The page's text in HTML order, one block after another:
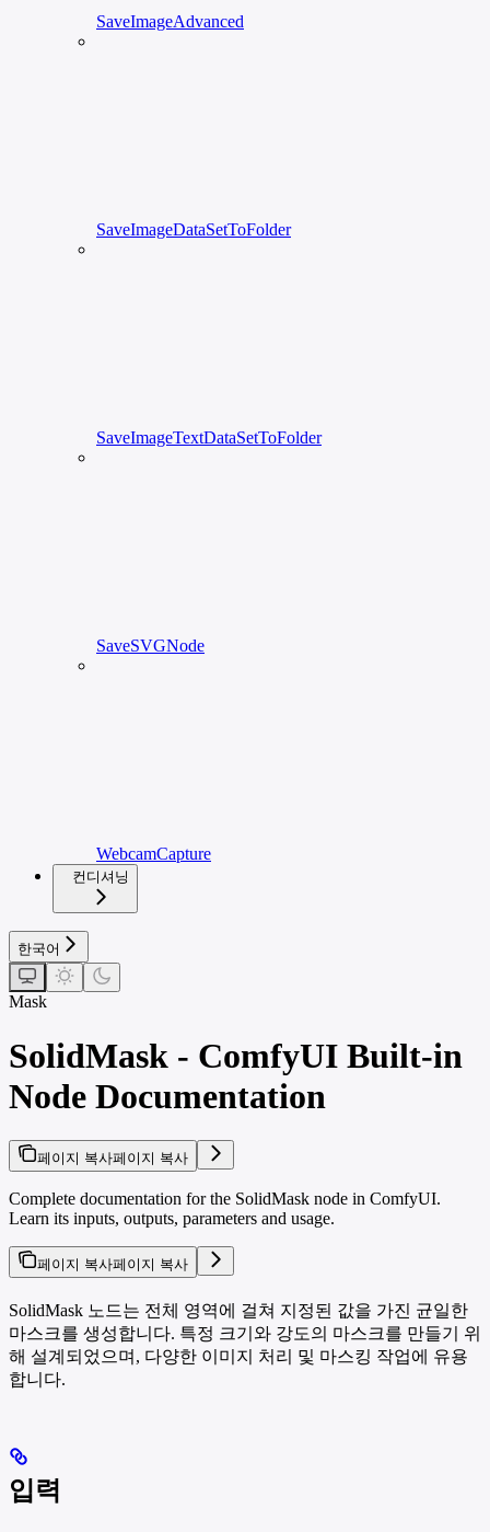
SaveImageAdvanced
SaveImageDataSetToFolder
SaveImageTextDataSetToFolder
SaveSVGNode
WebcamCapture
컨디셔닝
한국어
Mask
SolidMask - ComfyUI Built-in
Node Documentation
페이지 복사페이지 복사
Complete documentation for the SolidMask node in ComfyUI.
Learn its inputs, outputs, parameters and usage.
페이지 복사페이지 복사
SolidMask 노드는 전체 영역에 걸쳐 지정된 값을 가진 균일한
마스크를 생성합니다. 특정 크기와 강도의 마스크를 만들기 위
해 설계되었으며, 다양한 이미지 처리 및 마스킹 작업에 유용
합니다.
입력